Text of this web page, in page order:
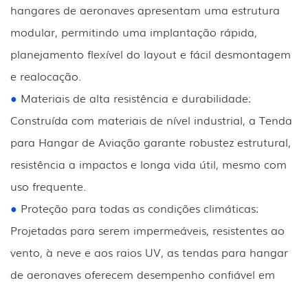
hangares de aeronaves apresentam uma estrutura
modular, permitindo uma implantação rápida,
planejamento flexível do layout e fácil desmontagem
e realocação.
● Materiais de alta resistência e durabilidade:
Construída com materiais de nível industrial, a Tenda
para Hangar de Aviação garante robustez estrutural,
resistência a impactos e longa vida útil, mesmo com
uso frequente.
● Proteção para todas as condições climáticas:
Projetadas para serem impermeáveis, resistentes ao
vento, à neve e aos raios UV, as tendas para hangar
de aeronaves oferecem desempenho confiável em